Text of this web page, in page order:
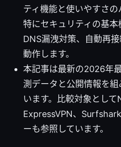
ティ機能と使いやすさの
特にセキュリティの基本
DNS漏洩対策、自動再
動作します。
本記事は最新の2026年
測データと公開情報を
います。比較対象として
ExpressVPN、
ーも参照しています。